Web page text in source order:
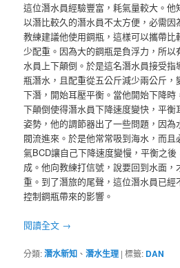
這位潛水員經驗豐富，耗氣量較大。
以潛比較久的潛水員不太方便，必需
教練建議他使用鋼瓶，這樣可以攜帶
少配重。因為大的鋼瓶是負浮力，所
水員上下顛倒。於是這名潛水員接受
瓶潛水，且配重從五公斤減少兩公斤
下潛，開始耳壓平衡。當他開始下降
下顛倒使得潛水員下降速度變快，平
姿勢，他的調節器出了一些問題，因
閥流進來。於是他常常吸到海水，而
氣BCD讓自己下降速度變慢，平衡之
成。他向教練打信號，說要回到水面
重。到了潛旅的尾聲，這位潛水員已
控制鋼瓶帶來的影響。
閱讀全文 →
分類:潛水新知 、潛水生理 |標籤: DAN